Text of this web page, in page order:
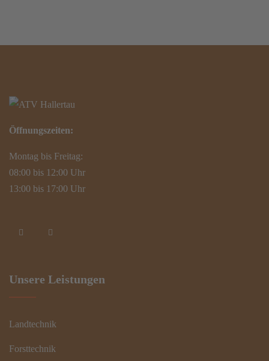
Öffnungszeiten:
Montag bis Freitag:
08:00 bis 12:00 Uhr
13:00 bis 17:00 Uhr
Unsere Leistungen
Landtechnik
Forsttechnik